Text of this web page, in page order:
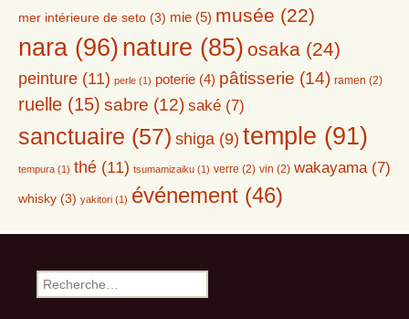
mer intérieure de seto (3) mie (5) musée (22)
nara (96) nature (85) osaka (24)
peinture (11) perle (1) poterie (4) pâtisserie (14) ramen (2)
ruelle (15) sabre (12) saké (7)
sanctuaire (57) shiga (9) temple (91)
tempura (1) thé (11) tsumamizaiku (1) verre (2) vin (2) wakayama(7)
whisky (3) yakitori (1) événement (46)
Rechercher :